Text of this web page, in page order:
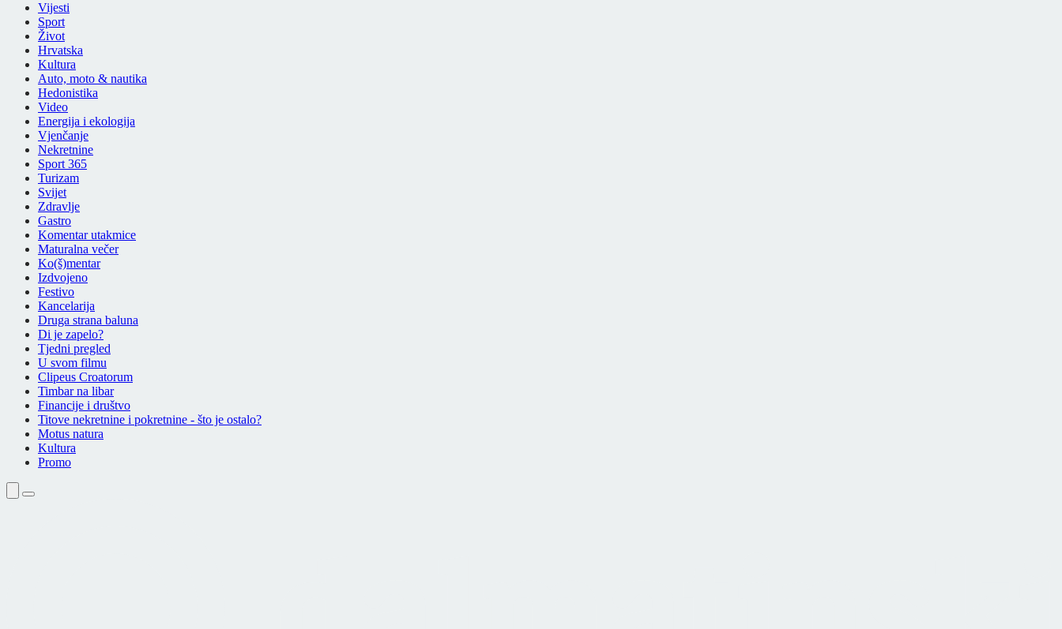
Vijesti
Sport
Život
Hrvatska
Kultura
Auto, moto & nautika
Hedonistika
Video
Energija i ekologija
Vjenčanje
Nekretnine
Sport 365
Turizam
Svijet
Zdravlje
Gastro
Komentar utakmice
Maturalna večer
Ko(š)mentar
Izdvojeno
Festivo
Kancelarija
Druga strana baluna
Di je zapelo?
Tjedni pregled
U svom filmu
Clipeus Croatorum
Timbar na libar
Financije i društvo
Titove nekretnine i pokretnine - što je ostalo?
Motus natura
Kultura
Promo